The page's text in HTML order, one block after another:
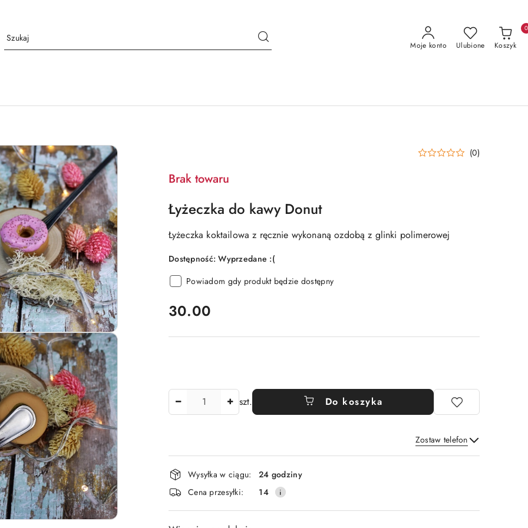
Moje konto Ulubione Koszyk
0
(0)
Brak towaru
Łyżeczka do kawy Donut
Łyżeczka koktailowa z ręcznie wykonaną ozdobą z glinki polimerowej
Dostępność:Wyprzedane :(
Powiadom gdy produkt będzie dostępny
cena:
30.00
szt. Do koszyka
Zostaw telefon
Wyślij
Dostępność
i
dostawa
Wysyłka w ciągu:
24 godziny
Cena przesyłki:
14